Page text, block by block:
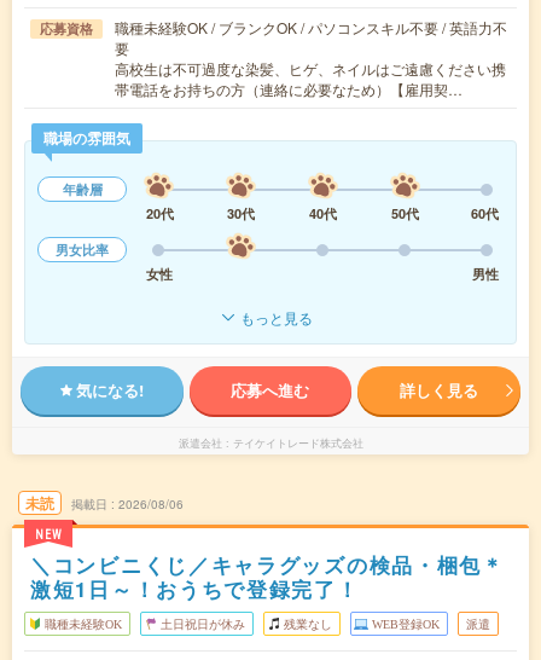
応募資格
職種未経験OK / ブランクOK / パソコンスキル不要 / 英語力不
要
高校生は不可過度な染髪、ヒゲ、ネイルはご遠慮ください携
帯電話をお持ちの方（連絡に必要なため）【雇用契…
職場の雰囲気
年齢層
20代
30代 40代 50代
60代
男女比率
女性
男性
もっと見る
気になる! 応募へ進む 詳しく見る
派遣会社 テイケイトレード株式会社
未読
NEW
掲載日 2026/08/06
＼コンビニくじ／キャラグッズの検品・梱包＊
激短1日～！おうちで登録完了！
職種未経験OK 土日祝日が休み 残業なし WEB登録OK 派遣